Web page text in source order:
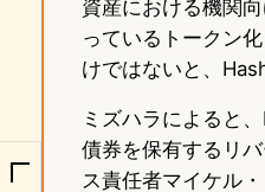
資産における機関
っているトークン
けではないと、
ミズハラによると
債券を保有するリ
ス責任者マイケル